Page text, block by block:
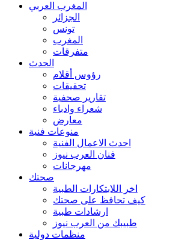
المغرب العربي
الجزائر
تونس
المغرب
متفرقات
الحدث
رؤوس أقلام
تحقيقات
تقارير صحفية
شعراء وادباء
معارض
منوعات فنية
احدث الاعمال الفنية
فنان العرب نيوز
مهرجانات
صحتك
اخر اللابتكارات الطبية
كيف تحافظ على صحتك
ارشادات طبية
طبيبك من العرب نيوز
منظمات دولية